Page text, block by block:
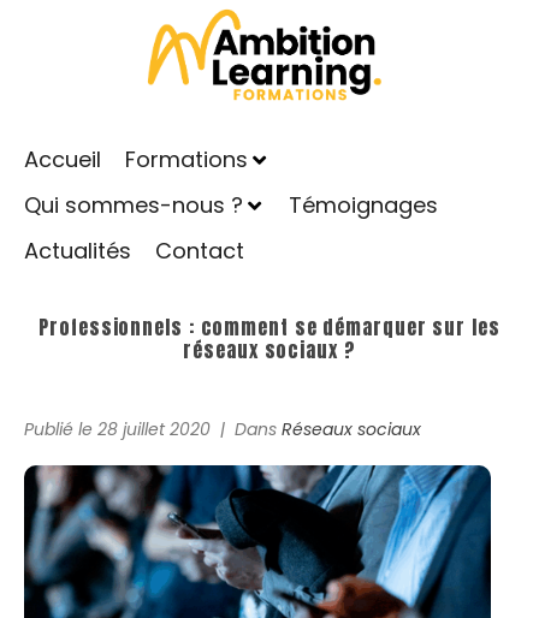
Accueil
Formations
Qui sommes-nous ?
Témoignages
Actualités
Contact
Professionnels : comment se démarquer sur les
réseaux sociaux ?
Publié le 28 juillet 2020 Dans Réseaux sociaux